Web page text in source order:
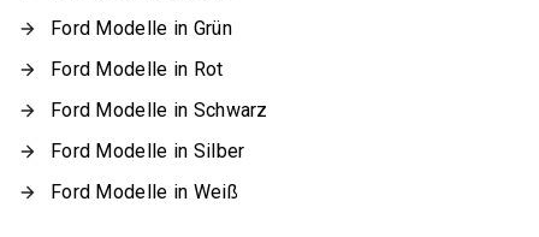
Ford Modelle in Grün
Ford Modelle in Rot
Ford Modelle in Schwarz
Ford Modelle in Silber
Ford Modelle in Weiß